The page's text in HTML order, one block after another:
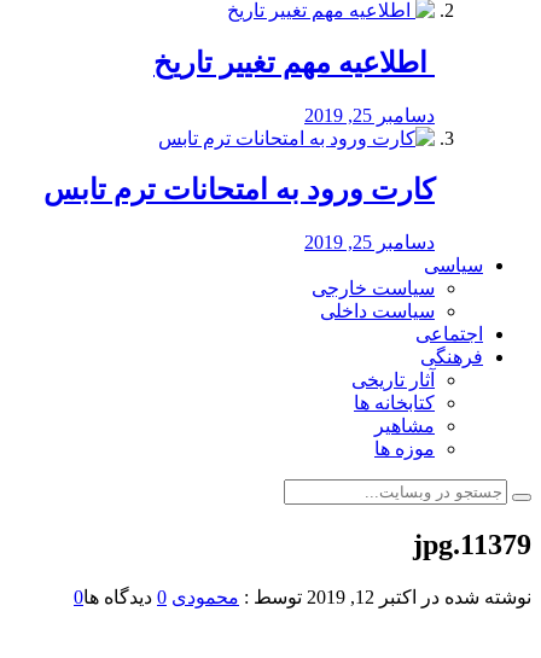
️ اطلاعیه مهم تغییر تاریخ
دسامبر 25, 2019
کارت ورود به امتحانات ترم تابس
دسامبر 25, 2019
سیاسی
سیاست خارجی
سیاست داخلی
اجتماعی
فرهنگی
آثار تاریخی
کتابخانه ها
مشاهیر
موزه ها
11379.jpg
نوشته شده در اکتبر 12, 2019 توسط : محمودی 0 دیدگاه ها0